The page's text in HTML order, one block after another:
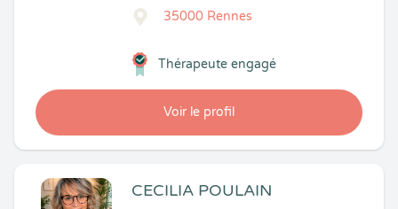
35000 Rennes
Voir le profil
Thérapeute engagé
CECILIA POULAIN